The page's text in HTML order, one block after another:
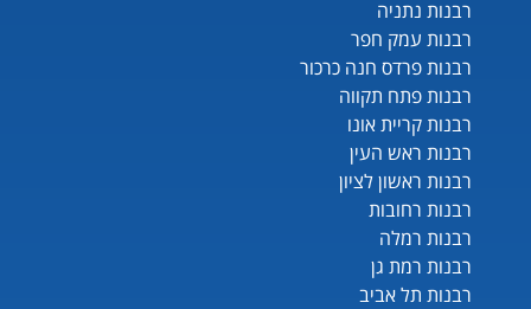
רבנות נתניה
רבנות עמק חפר
רבנות פרדס חנה כרכור
רבנות פתח תקווה
רבנות קריית אונו
רבנות ראש העין
רבנות ראשון לציון
רבנות רחובות
רבנות רמלה
רבנות רמת גן
רבנות תל אביב